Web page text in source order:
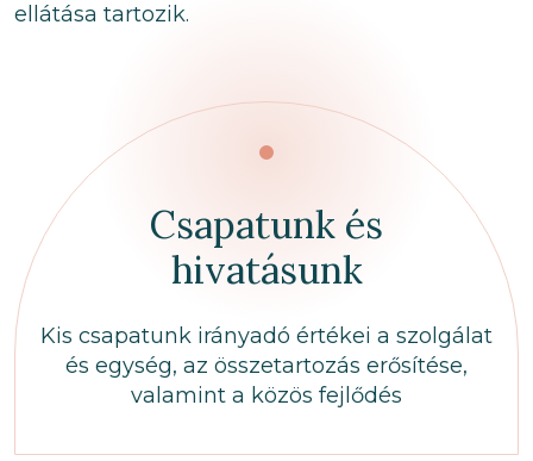
ellátása tartozik.
Csapatunk és
hivatásunk
Kis csapatunk irányadó értékei a szolgálat
és egység, az összetartozás erősítése,
valamint a közös fejlődés